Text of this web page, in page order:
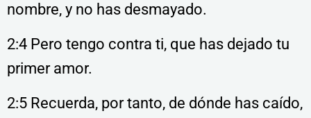
nombre, y no has desmayado.
2:4 Pero tengo contra ti, que has dejado tu
primer amor.
2:5 Recuerda, por tanto, de dónde has caído,